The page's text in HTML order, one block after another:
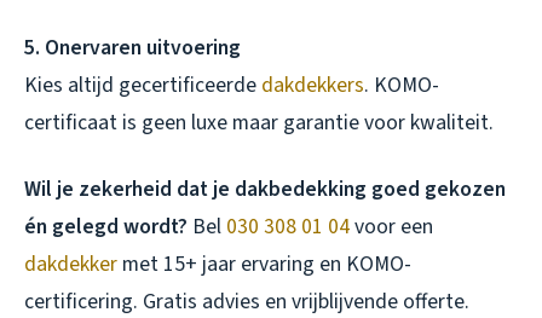
5. Onervaren uitvoering
Kies altijd gecertificeerde dakdekkers. KOMO-
certificaat is geen luxe maar garantie voor kwaliteit.
Wil je zekerheid dat je dakbedekking goed gekozen
én gelegd wordt? Bel 030 308 01 04voor een
dakdekker met 15+ jaar ervaring en KOMO-
certificering. Gratis advies en vrijblijvende offerte.